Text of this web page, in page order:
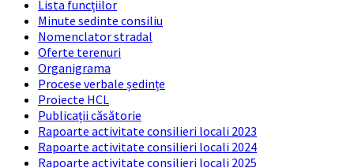
Lista funcțiilor
Minute sedinte consiliu
Nomenclator stradal
Oferte terenuri
Organigrama
Procese verbale ședințe
Proiecte HCL
Publicații căsătorie
Rapoarte activitate consilieri locali 2023
Rapoarte activitate consilieri locali 2024
Rapoarte activitate consilieri locali 2025